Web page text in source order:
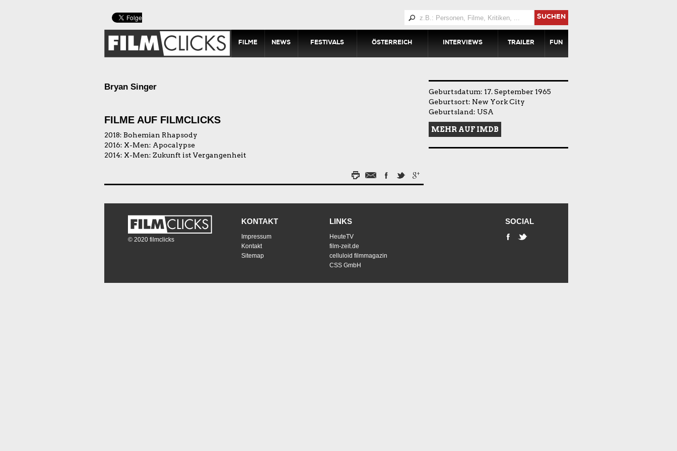
SUCHEN
FILME NEWS FESTIVALS ÖSTERREICH INTERVIEWS TRAILER FUN
Bryan Singer
FILME AUF FILMCLICKS
2018: Bohemian Rhapsody
2016: X-Men: Apocalypse
2014: X-Men: Zukunft ist Vergangenheit
Geburtsdatum: 17. September 1965
Geburtsort: New York City
Geburtsland: USA
MEHR AUF IMDB
© 2020 filmclicks
KONTAKT
Impressum
Kontakt
Sitemap
LINKS
HeuteTV
film-zeit.de
celluloid filmmagazin
CSS GmbH
SOCIAL